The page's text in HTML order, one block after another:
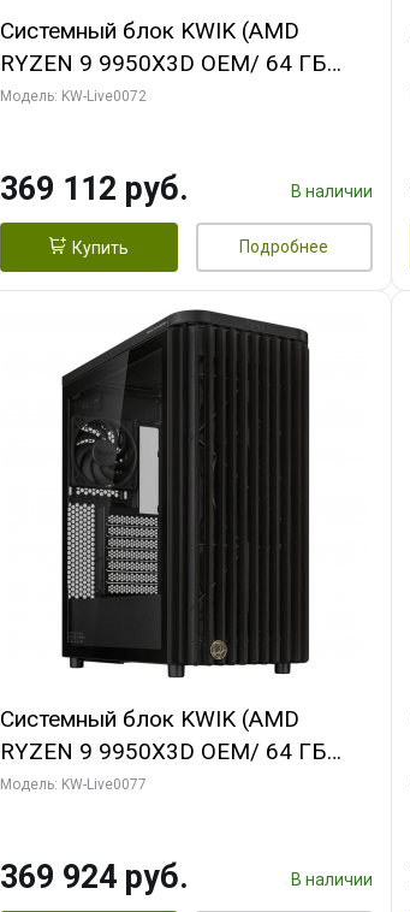
Системный блок KWIK (AMD
RYZEN 9 9950X3D OEM/ 64 ГБ
ОЗУ/ MSI RTX5080 VENTUS 3X
Модель: KW-Live0072
369 112 руб. В наличии
Купить Подробнее
Системный блок KWIK (AMD
RYZEN 9 9950X3D OEM/ 64 ГБ
ОЗУ/ Gigabyte RTX5080
Модель: KW-Live0077
369 924 руб. В наличии